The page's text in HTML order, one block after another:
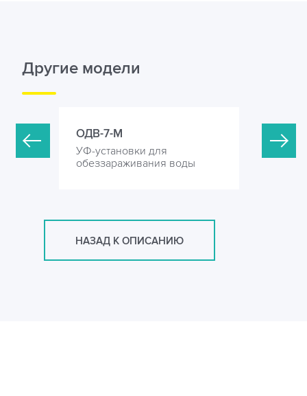
Другие модели
ОДВ-7-М
УФ-установки для
обеззараживания воды
ОДВ-15-М
УФ-
НАЗАД К ОПИСАНИЮ